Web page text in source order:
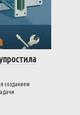
0
созданием